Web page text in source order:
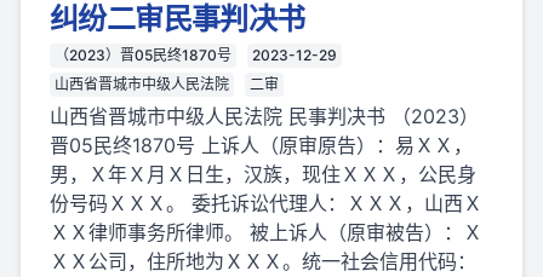
纠纷二审民事判决书
（2023）晋05民终1870号
2023-12-29
山西省晋城市中级人民法院
二审
山西省晋城市中级人民法院 民事判决书 （2023）
晋05民终1870号 上诉人（原审原告）：易ＸＸ，
男，Ｘ年Ｘ月Ｘ日生，汉族，现住ＸＸＸ，公民身
份号码ＸＸＸ。 委托诉讼代理人：ＸＸＸ，山西Ｘ
ＸＸ律师事务所律师。 被上诉人（原审被告）：Ｘ
ＸＸ公司，住所地为ＸＸＸ。统一社会信用代码：